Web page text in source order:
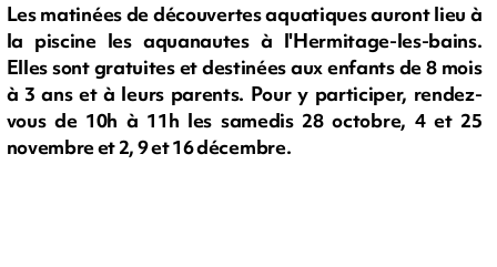
Les matinées de découvertes aquatiques auront lieu à
la piscine les aquanautes à l'Hermitage-les-bains.
Elles sont gratuites et destinées aux enfants de 8 mois
à 3 ans et à leurs parents. Pour y participer, rendez-
vous de 10h à 11h les samedis 28 octobre, 4 et 25
novembre et 2, 9 et 16 décembre.